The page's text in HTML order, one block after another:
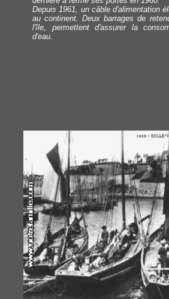
Depuis 1961, un câble d'alimentation
au continent. Deux barrages de
l'île, permettent d'assurer la
d'eau.